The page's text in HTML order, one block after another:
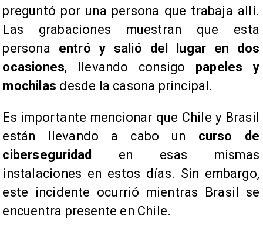
preguntó por una persona que trabaja allí.
Las grabaciones muestran que esta
persona entró y salió del lugar en dos
ocasiones, llevando consigo papeles y
mochilas desde la casona principal.
Es importante mencionar que Chile y Brasil
están llevando a cabo un curso de
ciberseguridad en esas mismas
instalaciones en estos días. Sin embargo,
este incidente ocurrió mientras Brasil se
encuentra presente en Chile.